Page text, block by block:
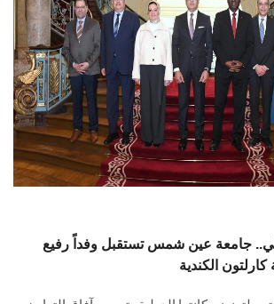
جامعة عين شمس تستقبل وفداً رفيع
الكندية